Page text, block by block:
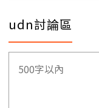
udn討論區